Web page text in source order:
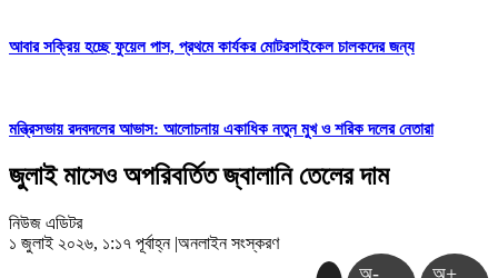
আবার সক্রিয় হচ্ছে ফুয়েল পাস, প্রথমে কার্যকর মোটরসাইকেল চালকদের জন্য
মন্ত্রিসভায় রদবদলের আভাস: আলোচনায় একাধিক নতুন মুখ ও শরিক দলের নেতারা
জুলাই মাসেও অপরিবর্তিত জ্বালানি তেলের দাম
নিউজ এডিটর
১ জুলাই ২০২৬, ১:১৭ পূর্বাহ্ন |অনলাইন সংস্করণ